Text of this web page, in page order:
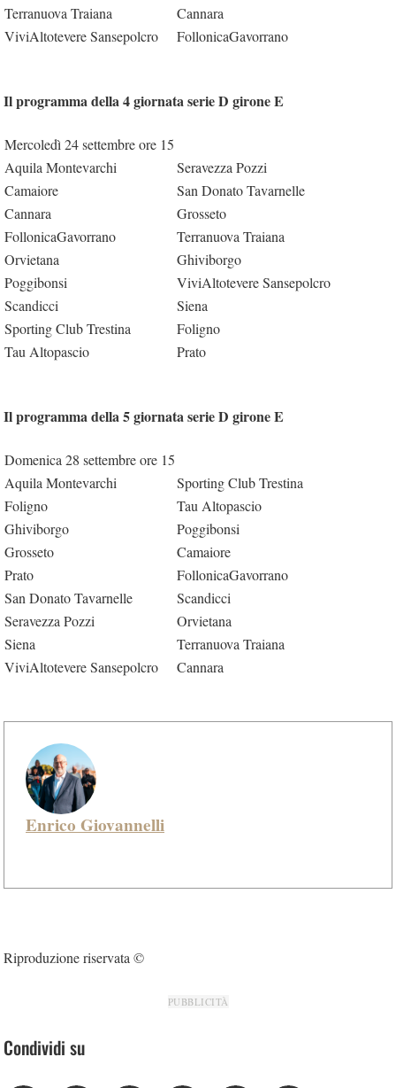
Terranuova Traiana
Cannara
ViviAltotevere Sansepolcro
FollonicaGavorrano
Il programma della 4 giornata serie D girone E
Mercoledì 24 settembre ore 15
Aquila Montevarchi
Seravezza Pozzi
Camaiore
San Donato Tavarnelle
Cannara
Grosseto
FollonicaGavorrano
Terranuova Traiana
Orvietana
Ghiviborgo
Poggibonsi
ViviAltotevere Sansepolcro
Scandicci
Siena
Sporting Club Trestina
Foligno
Tau Altopascio
Prato
Il programma della 5 giornata serie D girone E
Domenica 28 settembre ore 15
Aquila Montevarchi
Sporting Club Trestina
Foligno
Tau Altopascio
Ghiviborgo
Poggibonsi
Grosseto
Camaiore
Prato
FollonicaGavorrano
San Donato Tavarnelle
Scandicci
Seravezza Pozzi
Orvietana
Siena
Terranuova Traiana
ViviAltotevere Sansepolcro
Cannara
Enrico Giovannelli
Riproduzione riservata ©
PUBBLICITÀ
Condividi su